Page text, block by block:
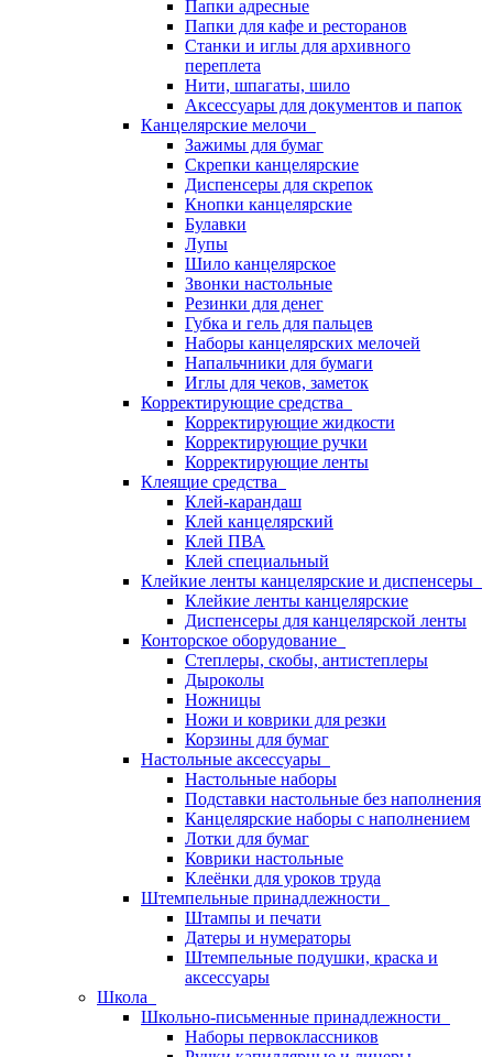
Папки адресные
Папки для кафе и ресторанов
Станки и иглы для архивного
переплета
Нити, шпагаты, шило
Аксессуары для документов и папок
Канцелярские мелочи
Зажимы для бумаг
Скрепки канцелярские
Диспенсеры для скрепок
Кнопки канцелярские
Булавки
Лупы
Шило канцелярское
Звонки настольные
Резинки для денег
Губка и гель для пальцев
Наборы канцелярских мелочей
Напальчники для бумаги
Иглы для чеков, заметок
Корректирующие средства
Корректирующие жидкости
Корректирующие ручки
Корректирующие ленты
Клеящие средства
Клей-карандаш
Клей канцелярский
Клей ПВА
Клей специальный
Клейкие ленты канцелярские и диспенсеры
Клейкие ленты канцелярские
Диспенсеры для канцелярской ленты
Конторское оборудование
Степлеры, скобы, антистеплеры
Дыроколы
Ножницы
Ножи и коврики для резки
Корзины для бумаг
Настольные аксессуары
Настольные наборы
Подставки настольные без наполнения
Канцелярские наборы с наполнением
Лотки для бумаг
Коврики настольные
Клеёнки для уроков труда
Штемпельные принадлежности
Штампы и печати
Датеры и нумераторы
Штемпельные подушки, краска и
аксессуары
Школа
Школьно-письменные принадлежности
Наборы первоклассников